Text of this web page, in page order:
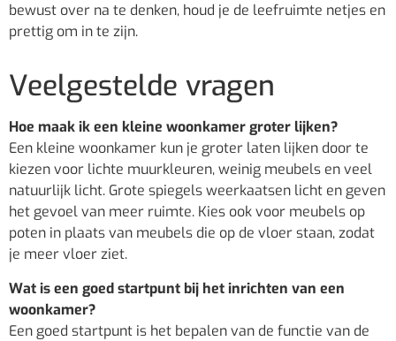
bewust over na te denken, houd je de leefruimte netjes en
prettig om in te zijn.
Veelgestelde vragen
Hoe maak ik een kleine woonkamer groter lijken?
Een kleine woonkamer kun je groter laten lijken door te
kiezen voor lichte muurkleuren, weinig meubels en veel
natuurlijk licht. Grote spiegels weerkaatsen licht en geven
het gevoel van meer ruimte. Kies ook voor meubels op
poten in plaats van meubels die op de vloer staan, zodat
je meer vloer ziet.
Wat is een goed startpunt bij het inrichten van een
woonkamer?
Een goed startpunt is het bepalen van de functie van de